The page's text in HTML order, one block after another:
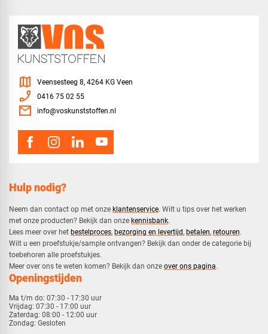
Hulp nodig?
Neem dan contact op met onze klantenservice. Wilt u tips over het werken
met onze producten? Bekijk dan onze kennisbank.
​Lees meer over het bestelproces, bezorging en levertijd, betalen, retouren.​
​Wilt u een proefstukje/sample ontvangen? Bekijk dan onder de categorie bij
toebehoren alle proefstukjes.
​​Meer over ons te weten komen? Bekijk dan onze over ons pagina.
Openingstijden
Ma t/m do: 07:30 - 17:30 uur
Vrijdag: 07:30 - 17:00 uur
Zaterdag: 08:00 - 12:00 uur
Zondag: Gesloten
map Veensesteeg 8, 4264 KG Veen
phone_enabled 0416 75 02 55
mail info@voskunststoffen.nl